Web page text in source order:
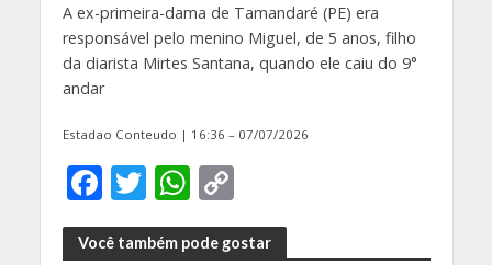
A ex-primeira-dama de Tamandaré (PE) era
responsável pelo menino Miguel, de 5 anos, filho
da diarista Mirtes Santana, quando ele caiu do 9°
andar
Estadao Conteudo | 16:36 – 07/07/2026
F
ac
e
T
w
itt
W
h
at
C
o
p
Você também pode gostar